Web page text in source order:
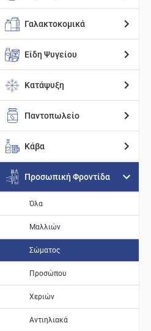
Γαλακτοκομικά
Είδη Ψυγείου
Κατάψυξη
Παντοπωλείο
Κάβα
Προσωπική Φροντίδα
Όλα
Μαλλιών
Σώματος
Προσώπου
Χεριών
Αντιηλιακά